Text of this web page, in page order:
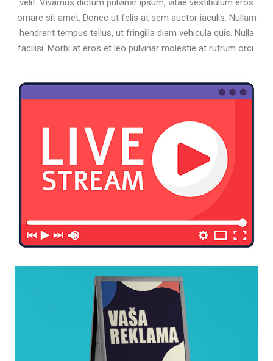
velit. Vivamus dictum pulvinar ipsum, vitae vestibulum eros
ornare sit amet. Donec ut felis at sem auctor iaculis. Nullam
hendrerit tempus tellus, ut fringilla diam vehicula quis. Nulla
facilisi. Morbi at eros et leo pulvinar molestie at rutrum orci.